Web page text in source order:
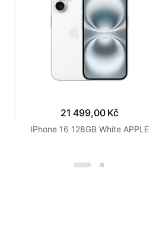
21 499,00 Kč
IPhone 16 128GB White APPLE